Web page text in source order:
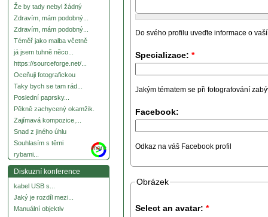
Že by tady nebyl žádný
Zdravím, mám podobný...
Zdravím, mám podobný...
Téměř jako malba včetně
já jsem tuhně něco...
https://sourceforge.net/...
Oceňuji fotografickou
Taky bych se tam rád...
Poslední paprsky...
Pěkně zachycený okamžik.
Zajímavá kompozice,...
Snad z jiného úhlu
Souhlasím s těmi
rybami...
more
Diskuzní konference
kabel USB s...
Jaký je rozdíl mezi...
Manuální objektiv
Do svého profilu uveďte informace o
Specializace: *
Jakým tématem se při fotografování
Facebook:
Odkaz na váš Facebook profil
Obrázek
Select an avatar: *